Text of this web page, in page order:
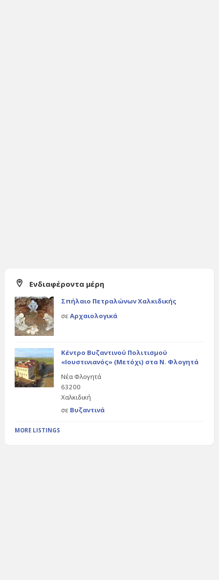
Ενδιαφέροντα μέρη
Σπήλαιο Πετραλώνων Χαλκιδικής
σε Αρχαιολογικά
Κέντρο Βυζαντινού Πολιτισμού
«Ιουστινιανός» (Μετόχι) στα Ν. Φλογητά
Νέα Φλογητά
63200
Χαλκιδική
σε Βυζαντινά
MORE LISTINGS